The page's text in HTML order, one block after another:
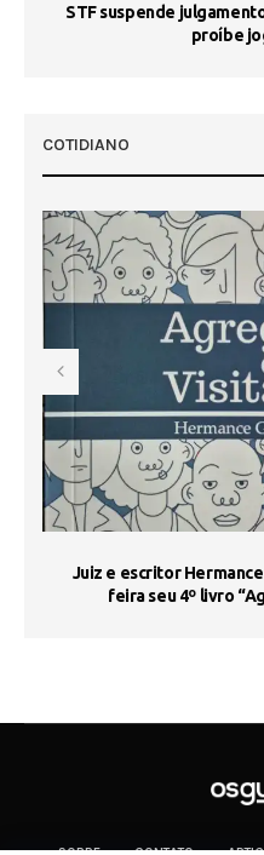
STF suspende
proíbe
COTIDIANO
Juiz e escritor
feira seu 4º livro